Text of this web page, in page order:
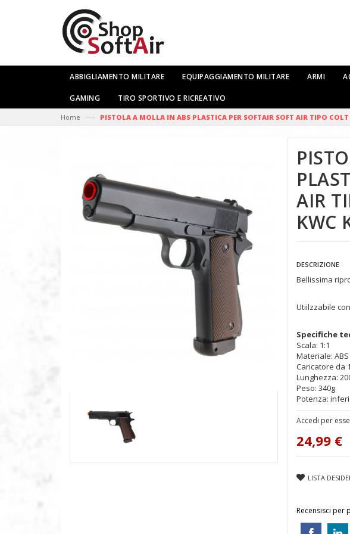
ABBIGLIAMENTO MILITARE EQUIPAGGIAMENTO MILITARE ARMI
GAMING TIRO SPORTIVO E RICREATIVO
Home —› PISTOLA A MOLLA IN ABS PLASTICA PER SOFTAIR SOFT AIR TIPO
AIR
KWC
DESCRIZIONE
Bellissima
Utiilzzabile
Specifiche
Scala: 1:1
Materiale: ABS
Caricatore da
Lunghezza:
Peso: 340g
Potenza:
Accedi per
24,99 €
LISTA
Recensisci